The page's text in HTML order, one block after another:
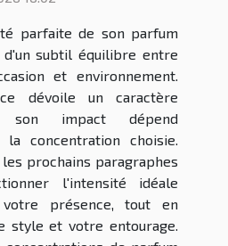
parfaite de son parfum
d'un subtil équilibre entre
et environnement.
dévoile un caractère
son impact dépend
la concentration choisie.
prochains paragraphes
l'intensité idéale
présence, tout en
style et votre entourage.